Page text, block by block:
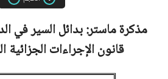
مذكرة ماستر:بدائل السير في
قانون الإجراءات الجزائية